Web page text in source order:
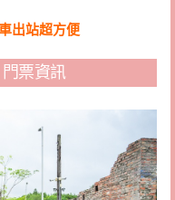
出站超方便
票資訊